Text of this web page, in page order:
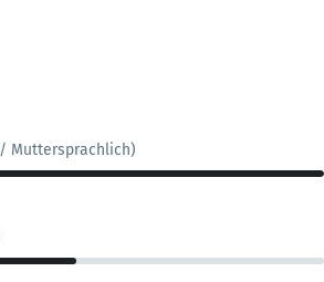
Muttersprachlich)